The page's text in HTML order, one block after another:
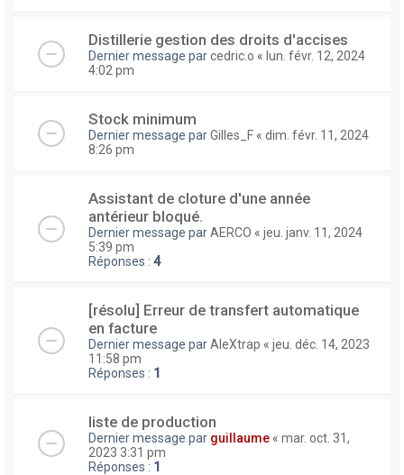
Distillerie gestion des droits d'accises
Dernier message parcedric.o « lun. févr. 12, 2024
4:02 pm
Stock minimum
Dernier message parGilles_F « dim. févr. 11, 2024
8:26 pm
Assistant de cloture d'une année
antérieur bloqué.
Dernier message parAERCO « jeu. janv. 11, 2024
5:39 pm
Réponses : 4
[résolu] Erreur de transfert automatique
en facture
Dernier message parAleXtrap « jeu. déc. 14, 2023
11:58 pm
Réponses : 1
liste de production
Dernier message par guillaume « mar. oct. 31,
2023 3:31 pm
Réponses : 1